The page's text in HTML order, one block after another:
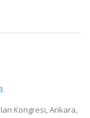
Kongresi, Ankara,